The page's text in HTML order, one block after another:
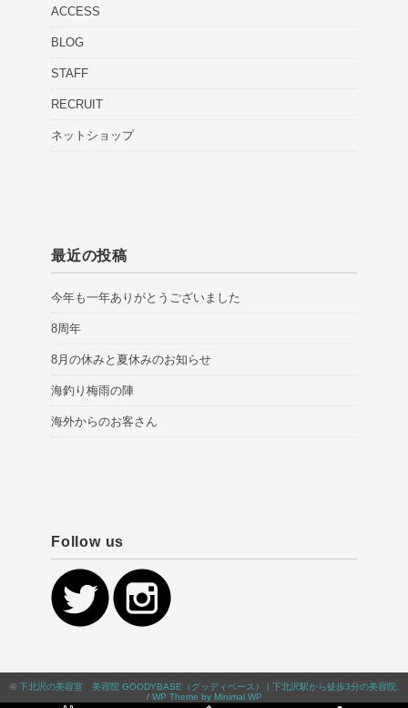
ACCESS
BLOG
STAFF
RECRUIT
ネットショップ
最近の投稿
今年も一年ありがとうございました
8周年
8月の休みと夏休みのお知らせ
海釣り梅雨の陣
海外からのお客さん
Follow us
© 下北沢の美容室 美容院 GOODYBASE（グッディベース） | 下北沢駅から徒歩3分の美容院.
/ WP Theme by Minimal WP